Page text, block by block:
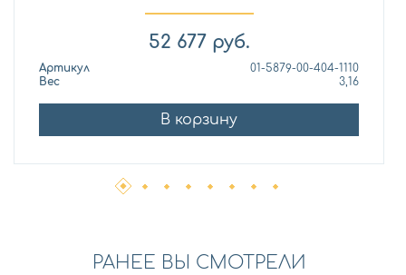
52 677 руб.
Артикул
01-5879-00-404-1110
Вес
3,16
В корзину
РАНЕЕ ВЫ СМОТРЕЛИ